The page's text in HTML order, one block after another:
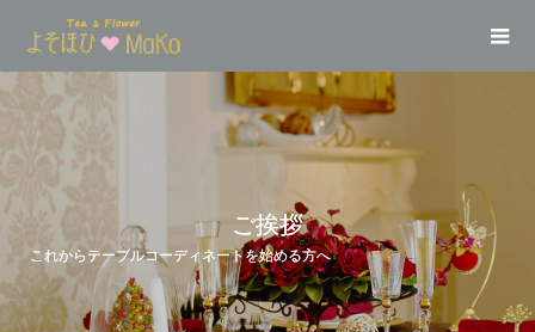
ご挨拶
これからテーブルコーディネートを始める方へ